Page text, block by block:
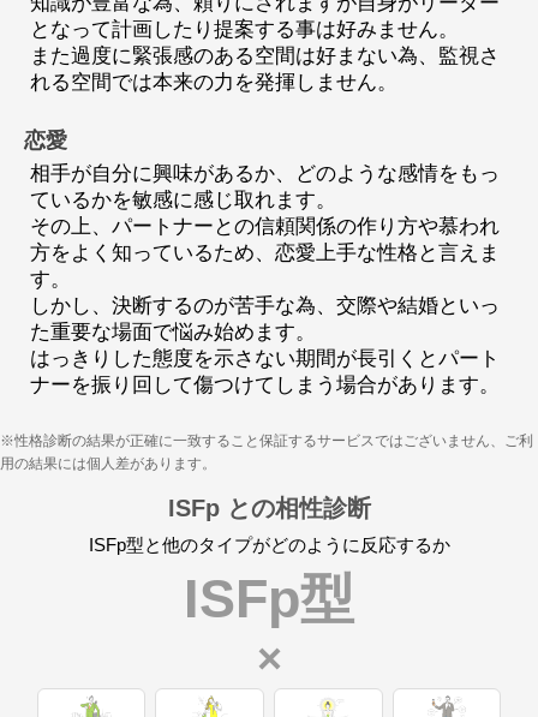
となって計画したり提案する事は好みません。
また過度に緊張感のある空間は好まない為、監視さ
れる空間では本来の力を発揮しません。
恋愛
相手が自分に興味があるか、どのような感情をもっ
ているかを敏感に感じ取れます。
その上、パートナーとの信頼関係の作り方や慕われ
方をよく知っているため、恋愛上手な性格と言えま
す。
しかし、決断するのが苦手な為、交際や結婚といっ
た重要な場面で悩み始めます。
はっきりした態度を示さない期間が長引くとパート
ナーを振り回して傷つけてしまう場合があります。
※性格診断の結果が正確に一致すること保証するサービスではございません、ご利
用の結果には個人差があります。
ISFp との相性診断
ISFp型と他のタイプがどのように反応するか
ISFp型
×